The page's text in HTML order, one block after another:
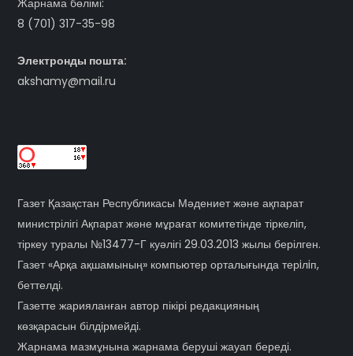
Жарнама бөлімі:
8 (701) 317-35-98
Электронды пошта:
akshamy@mail.ru
Газет Қазақстан Республикасы Мәдениет және ақпарат
министрілігі Ақпарат және мұрағат комитетінде тіркеліп,
тіркеу туралы №13477-Г куәлігі 29.03.2013 жылы берілген.
Газет «Арқа ақшамының» компьютер орталығында терiлiп,
беттелді.
Газетте жарияланған автор пікірі редакцияның
көзқарасын білдірмейді.
Жарнама мазмұнына жарнама беруші жауап береді.